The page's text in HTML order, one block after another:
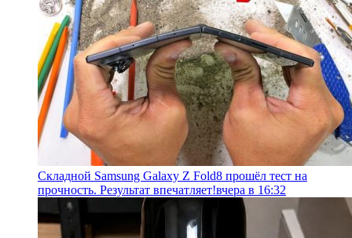
Складной Samsung Galaxy Z Fold8 прошёл тест на
прочность. Результат впечатляет!вчера в 16:32